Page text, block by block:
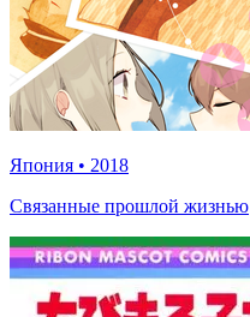
Япония • 2018
Связанные прошлой жизнью